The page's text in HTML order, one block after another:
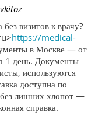
визитов к врачу?
https://medical-
в Москве — от
1 день. Документы
используются
доступна по
лишних хлопот —
справка.